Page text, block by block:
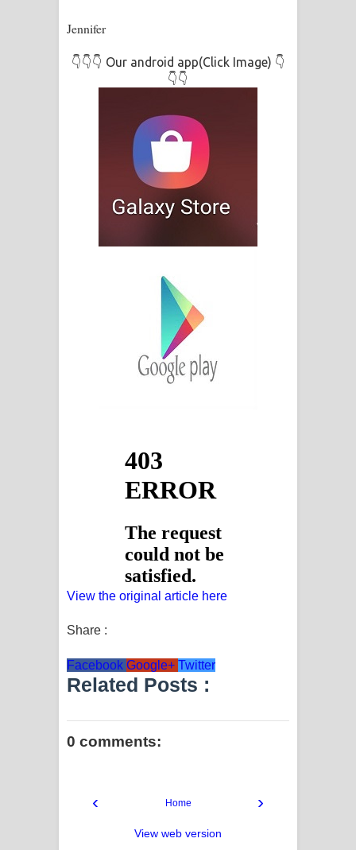
Jennifer
👇👇👇 Our android app(Click Image) 👇
👇👇
View the original article here
Share :
Facebook Google+ Twitter
Related Posts :
0 comments:
‹ ›
Home
View web version